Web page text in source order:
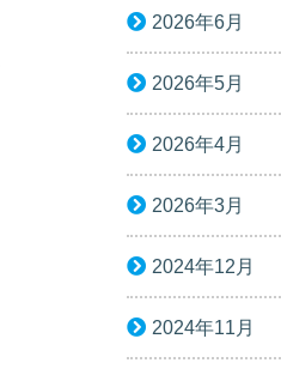
2026年6月
2026年5月
2026年4月
2026年3月
2024年12月
2024年11月